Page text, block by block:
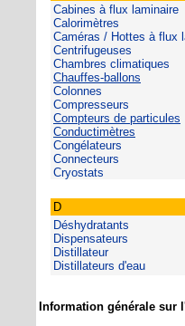
Cabines à flux laminaire
Calorimètres
Caméras / Hottes à flux
Centrifugeuses
Chambres climatiques
Chauffes-ballons
Colonnes
Compresseurs
Compteurs de particules
Conductimètres
Congélateurs
Connecteurs
Cryostats
D
Déshydratants
Dispensateurs
Distillateur
Distillateurs d'eau
Information générale